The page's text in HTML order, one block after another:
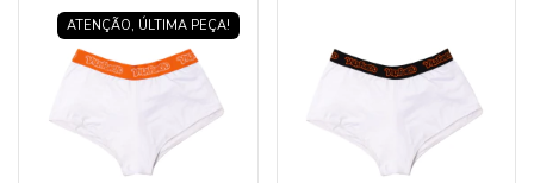
ATENÇÃO, ÚLTIMA PEÇA!